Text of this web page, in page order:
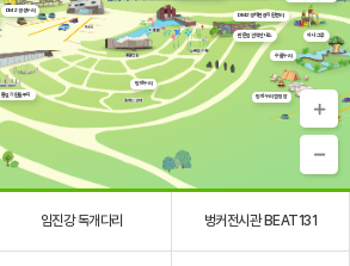
DMZ 생생누리
평화누리
통일기원돌무지
DMZ생태관광지원센터
판문점견학안내소
수풀누리
하나그루
평화누리 캠핑장
임진강 독개다리 벙커전시관 BEAT131